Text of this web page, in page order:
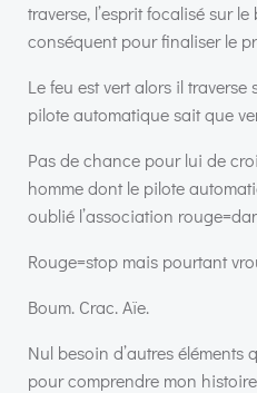
traverse, l’esprit focalisé sur
conséquent pour finaliser le
Le feu est vert alors il
pilote automatique sait que
Pas de chance pour lui de
homme dont le pilote
oublié l’association
Rouge=stop mais pourtant
Boum. Crac. Aïe.
Nul besoin d’autres éléments
pour comprendre mon